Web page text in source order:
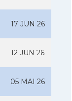
17 JUN 26
12 JUN 26
05 MAI 26